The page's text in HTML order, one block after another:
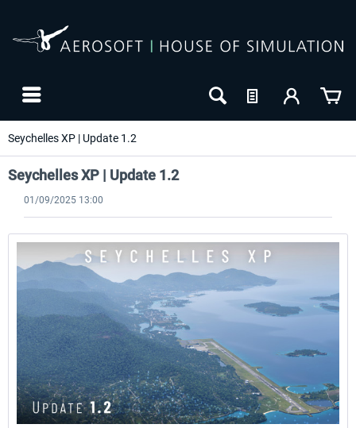
Seychelles XP | Update 1.2
Seychelles XP | Update 1.2
01/09/2025 13:00